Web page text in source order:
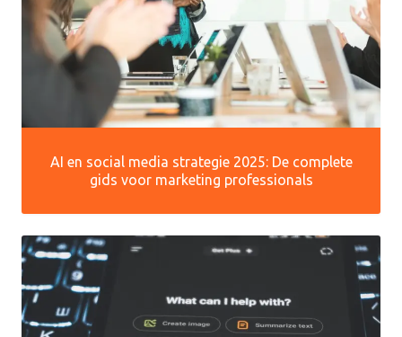
AI en social media strategie 2025: De complete
gids voor marketing professionals